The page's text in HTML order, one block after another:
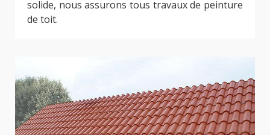
solide, nous assurons tous travaux de peinture
de toit.